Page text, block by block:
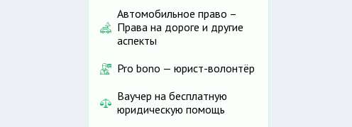
Автомобильное право –
Права на дороге и другие
аспекты
Pro bono — юрист-волонтёр
Ваучер на бесплатную
юридическую помощь